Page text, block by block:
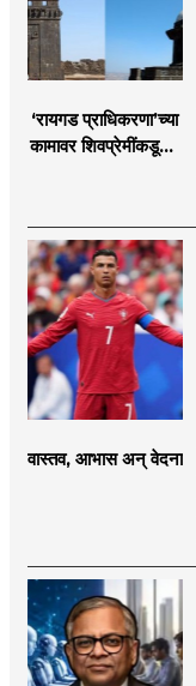
‘रायगड प्राधिकरणा’च्या
कामावर शिवप्रेमींकडूनच
वास्तव, आभास अन् वेदना